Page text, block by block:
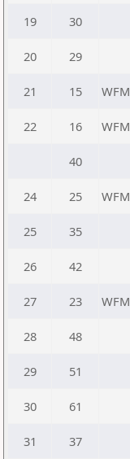
19 30
20 29
21 15 WFM
22 16 WFM
40
24 25 WFM
25 35
26 42
27 23 WFM
28 48
29 51
30 61
31 37